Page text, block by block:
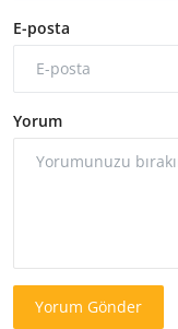
E-posta
Yorum
Yorum Gönder